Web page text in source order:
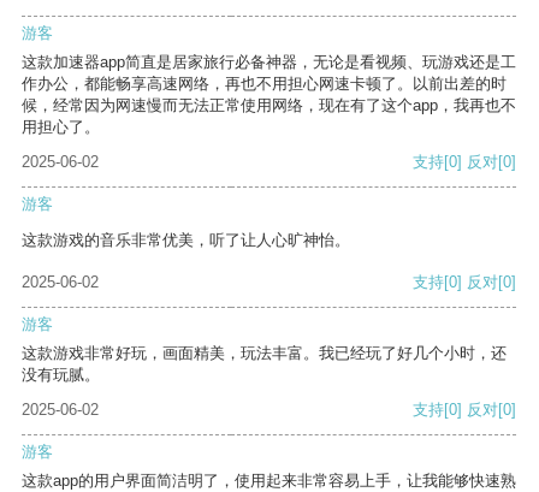
游客
这款加速器app简直是居家旅行必备神器，无论是看视频、玩游戏还是工
作办公，都能畅享高速网络，再也不用担心网速卡顿了。以前出差的时
候，经常因为网速慢而无法正常使用网络，现在有了这个app，我再也不
用担心了。
2025-06-02
支持[0] 反对[0]
游客
这款游戏的音乐非常优美，听了让人心旷神怡。
2025-06-02 支持[0] 反对[0]
游客
这款游戏非常好玩，画面精美，玩法丰富。我已经玩了好几个小时，还
没有玩腻。
2025-06-02
支持[0] 反对[0]
游客
这款app的用户界面简洁明了，使用起来非常容易上手，让我能够快速熟